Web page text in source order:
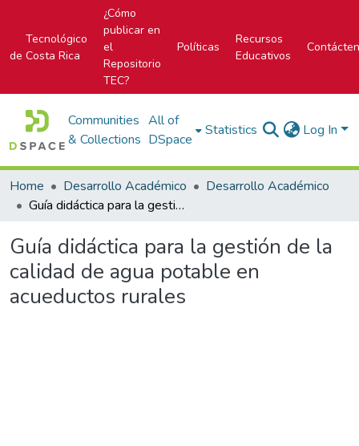
Tecnológico
de Costa Rica
¿Cómo
publicar en
el
Repositorio
TEC?
Políticas
Recursos
Educativos
Communities
& Collections
All of
DSpace
Statistics Log In
Home Desarrollo Académico
Desarrollo Académico
Guía didáctica para la gestión de la calidad de agua potable en acueductos rurales
Guía didáctica para la gestión de la
calidad de agua potable en
acueductos rurales